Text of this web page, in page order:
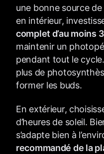
une bonne source
en intérieur,
complet d’au moins
maintenir un
pendant tout le cycle.
plus de
former les buds.
En extérieur,
d’heures de soleil.
s’adapte bien à
recommandé de la